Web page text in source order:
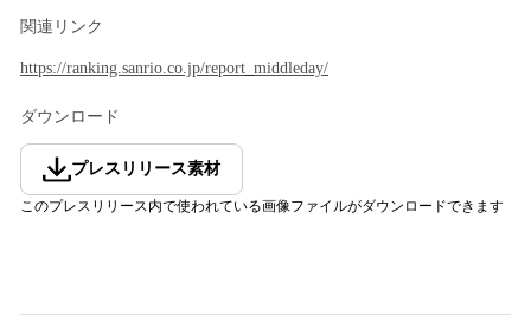
関連リンク
https://ranking.sanrio.co.jp/report_middleday/
ダウンロード
プレスリリース素材
このプレスリリース内で使われている画像ファイルがダウンロードできます